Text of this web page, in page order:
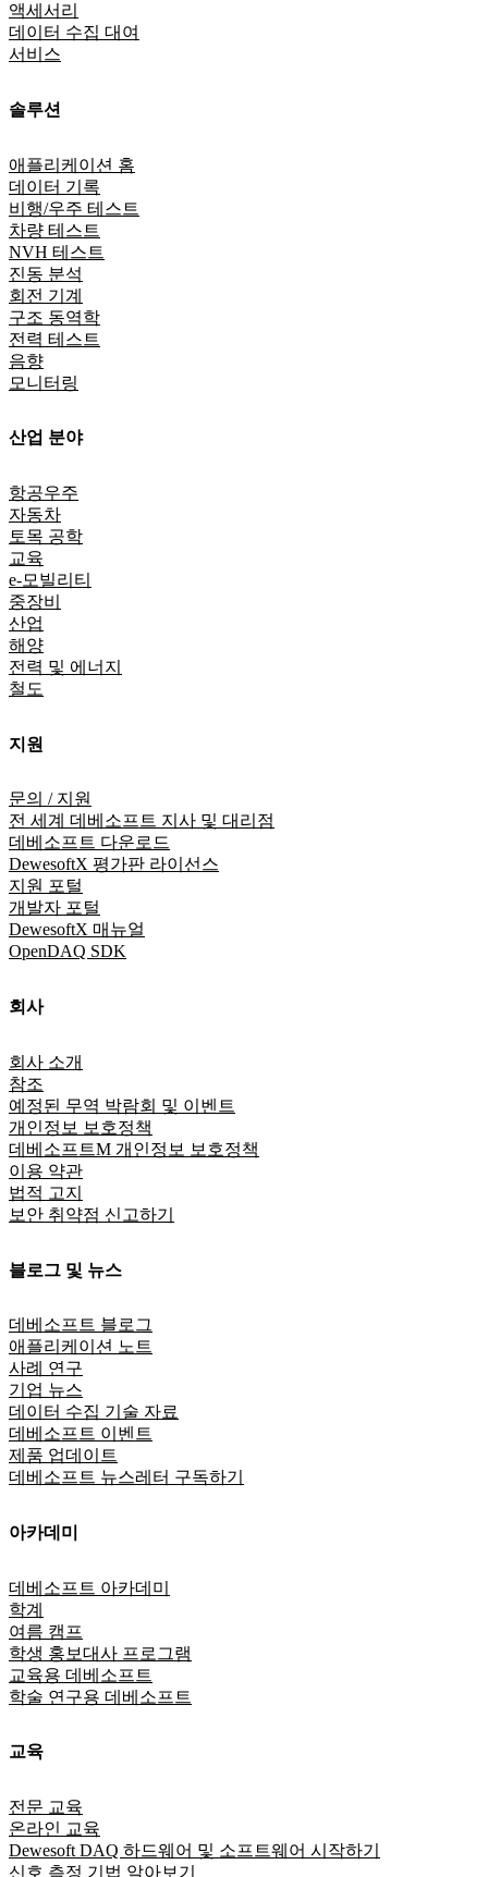
액세서리
데이터 수집 대여
서비스
솔루션
애플리케이션 홈
데이터 기록
비행/우주 테스트
차량 테스트
NVH 테스트
진동 분석
회전 기계
구조 동역학
전력 테스트
음향
모니터링
산업 분야
항공우주
자동차
토목 공학
교육
e-모빌리티
중장비
산업
해양
전력 및 에너지
철도
지원
문의 / 지원
전 세계 데베소프트 지사 및 대리점
데베소프트 다운로드
DewesoftX 평가판 라이선스
지원 포털
개발자 포털
DewesoftX 매뉴얼
OpenDAQ SDK
회사
회사 소개
참조
예정된 무역 박람회 및 이벤트
개인정보 보호정책
데베소프트M 개인정보 보호정책
이용 약관
법적 고지
보안 취약점 신고하기
블로그 및 뉴스
데베소프트 블로그
애플리케이션 노트
사례 연구
기업 뉴스
데이터 수집 기술 자료
데베소프트 이벤트
제품 업데이트
데베소프트 뉴스레터 구독하기
아카데미
데베소프트 아카데미
학계
여름 캠프
학생 홍보대사 프로그램
교육용 데베소프트
학술 연구용 데베소프트
교육
전문 교육
온라인 교육
Dewesoft DAQ 하드웨어 및 소프트웨어 시작하기
신호 측정 기법 알아보기